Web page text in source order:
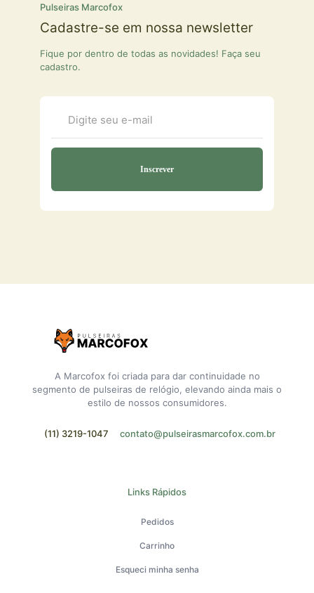
Pulseiras Marcofox
Cadastre-se em nossa newsletter
Fique por dentro de todas as novidades! Faça seu
cadastro.
A Marcofox foi criada para dar continuidade no
segmento de pulseiras de relógio, elevando ainda mais o
estilo de nossos consumidores.
(11) 3219-1047 contato@pulseirasmarcofox.com.br
Links Rápidos
Pedidos
Carrinho
Esqueci minha senha